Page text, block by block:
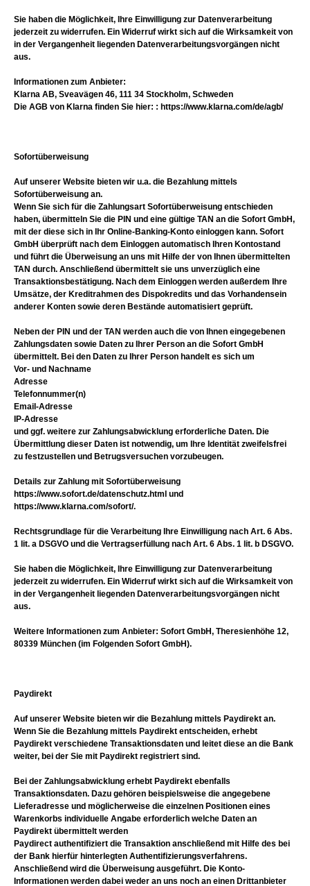
Sie haben die Möglichkeit, Ihre Einwilligung zur Datenverarbeitung
jederzeit zu widerrufen. Ein Widerruf wirkt sich auf die Wirksamkeit von
in der Vergangenheit liegenden Datenverarbeitungsvorgängen nicht
aus.
Informationen zum Anbieter:
Klarna AB, Sveavägen 46, 111 34 Stockholm, Schweden
Die AGB von Klarna finden Sie hier: : https://www.klarna.com/de/agb/
Sofortüberweisung
Auf unserer Website bieten wir u.a. die Bezahlung mittels
Sofortüberweisung an.
Wenn Sie sich für die Zahlungsart Sofortüberweisung entschieden
haben, übermitteln Sie die PIN und eine gültige TAN an die Sofort GmbH,
mit der diese sich in Ihr Online-Banking-Konto einloggen kann. Sofort
GmbH überprüft nach dem Einloggen automatisch Ihren Kontostand
und führt die Überweisung an uns mit Hilfe der von Ihnen übermittelten
TAN durch. Anschließend übermittelt sie uns unverzüglich eine
Transaktionsbestätigung. Nach dem Einloggen werden außerdem Ihre
Umsätze, der Kreditrahmen des Dispokredits und das Vorhandensein
anderer Konten sowie deren Bestände automatisiert geprüft.
Neben der PIN und der TAN werden auch die von Ihnen eingegebenen
Zahlungsdaten sowie Daten zu Ihrer Person an die Sofort GmbH
übermittelt. Bei den Daten zu Ihrer Person handelt es sich um
Vor- und Nachname
Adresse
Telefonnummer(n)
Email-Adresse
IP-Adresse
und ggf. weitere zur Zahlungsabwicklung erforderliche Daten. Die
Übermittlung dieser Daten ist notwendig, um Ihre Identität zweifelsfrei
zu festzustellen und Betrugsversuchen vorzubeugen.
Details zur Zahlung mit Sofortüberweisung
https://www.sofort.de/datenschutz.html und
https://www.klarna.com/sofort/.
Rechtsgrundlage für die Verarbeitung Ihre Einwilligung nach Art. 6 Abs.
1 lit. a DSGVO und die Vertragserfüllung nach Art. 6 Abs. 1 lit. b DSGVO.
Sie haben die Möglichkeit, Ihre Einwilligung zur Datenverarbeitung
jederzeit zu widerrufen. Ein Widerruf wirkt sich auf die Wirksamkeit von
in der Vergangenheit liegenden Datenverarbeitungsvorgängen nicht
aus.
Weitere Informationen zum Anbieter: Sofort GmbH, Theresienhöhe 12,
80339 München (im Folgenden Sofort GmbH).
Paydirekt
Auf unserer Website bieten wir die Bezahlung mittels Paydirekt an.
Wenn Sie die Bezahlung mittels Paydirekt entscheiden, erhebt
Paydirekt verschiedene Transaktionsdaten und leitet diese an die Bank
weiter, bei der Sie mit Paydirekt registriert sind.
Bei der Zahlungsabwicklung erhebt Paydirekt ebenfalls
Transaktionsdaten. Dazu gehören beispielsweise die angegebene
Lieferadresse und möglicherweise die einzelnen Positionen eines
Warenkorbs individuelle Angabe erforderlich welche Daten an
Paydirekt übermittelt werden
Paydirect authentifiziert die Transaktion anschließend mit Hilfe des bei
der Bank hierfür hinterlegten Authentifizierungsverfahrens.
Anschließend wird die Überweisung ausgeführt. Die Konto-
Informationen werden dabei weder an uns noch an einen Drittanbieter